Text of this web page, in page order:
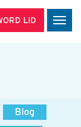
LID
Blog